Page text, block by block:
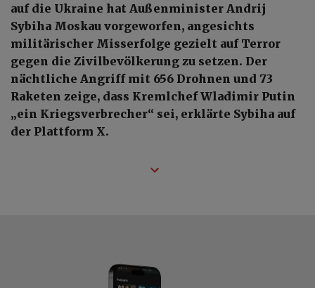
auf die Ukraine hat Außenminister Andrij
Sybiha Moskau vorgeworfen, angesichts
militärischer Misserfolge gezielt auf Terror
gegen die Zivilbevölkerung zu setzen. Der
nächtliche Angriff mit 656 Drohnen und 73
Raketen zeige, dass Kremlchef Wladimir Putin
„ein Kriegsverbrecher“ sei, erklärte Sybiha auf
der Plattform X.